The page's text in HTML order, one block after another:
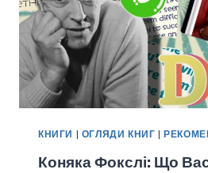
КНИГИ | ОГЛЯДИ КНИГ |
Коняка Фокслі: Що